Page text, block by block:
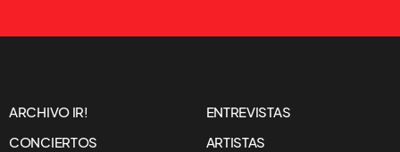
ARCHIVO IR!
ENTREVISTAS
CONCIERTOS
ARTISTAS